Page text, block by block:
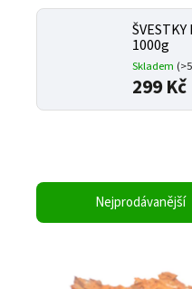
1000g
Skladem
299 Kč
Nejprodávanější